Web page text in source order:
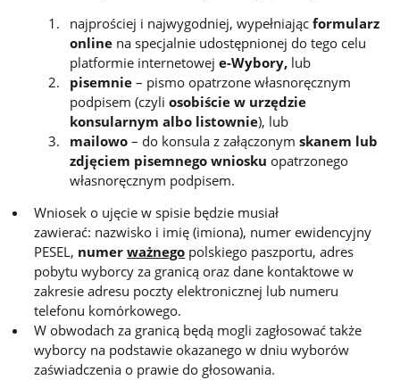
najprościej i najwygodniej, wypełniającformularz
online na specjalnie udostępnionej do tego celu
platformie internetoweje-Wybory, lub
pisemnie– pismo opatrzone własnoręcznym
podpisem (czyliosobiście w urzędzie
konsularnym albo listownie), lub
mailowo – do konsula z załączonymskanem lub
zdjęciem pisemnego wniosku opatrzonego
własnoręcznym podpisem.
Wniosek o ujęcie w spisie będzie musiał
zawierać: nazwisko i imię (imiona), numer ewidencyjny
PESEL, numerważnego polskiego paszportu, adres
pobytu wyborcy za granicą oraz dane kontaktowe w
zakresie adresu poczty elektronicznej lub numeru
telefonu komórkowego.
W obwodach za granicą będą mogli zagłosować także
wyborcy na podstawie okazanego w dniu wyborów
zaświadczenia o prawie do głosowania.